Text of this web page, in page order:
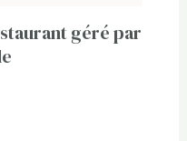
géré par